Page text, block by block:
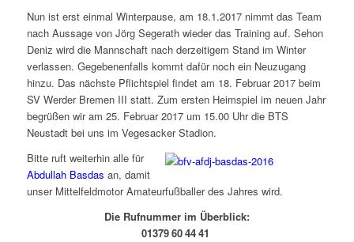
Nun ist erst einmal Winterpause, am 18.1.2017 nimmt das Team
nach Aussage von Jörg Segerath wieder das Training auf. Sehon
Deniz wird die Mannschaft nach derzeitigem Stand im Winter
verlassen. Gegebenenfalls kommt dafür noch ein Neuzugang
hinzu. Das nächste Pflichtspiel findet am 18. Februar 2017 beim
SV Werder Bremen III statt. Zum ersten Heimspiel im neuen Jahr
begrüßen wir am 25. Februar 2017 um 15.00 Uhr die BTS
Neustadt bei uns im Vegesacker Stadion.
Bitte ruft weiterhin alle für
Abdullah Basdas an, damit
unser Mittelfeldmotor Amateurfußballer des Jahres wird.
Die Rufnummer im Überblick:
01379 60 44 41